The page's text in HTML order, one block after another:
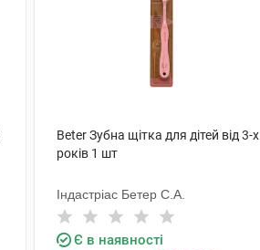
Beter Зубна щітка для дітей від 3-х
років 1 шт
Індастріас Бетер С.А.
Є в наявності